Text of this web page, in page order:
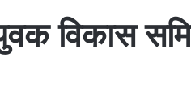
विकास